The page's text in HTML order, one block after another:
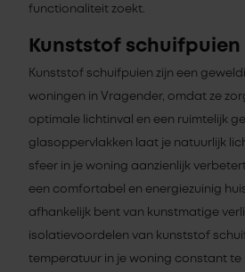
functionaliteit zoekt.
Kunststof
Kunststof schuifpuien zijn een
woningen in Vragender, omdat ze
optimale lichtinval en een ruimtelijk
glasoppervlakken laat je natuurlijk
sfeer in je woning aanzienlijk
een comfortabel en energiezuinig
afhankelijk bent van kunstmatige
isolatievoordelen van kunststof
temperatuur in je woning constant te